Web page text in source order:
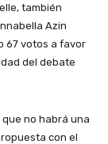
también
Azin
67 votos a favor
del debate
no habrá una
con el